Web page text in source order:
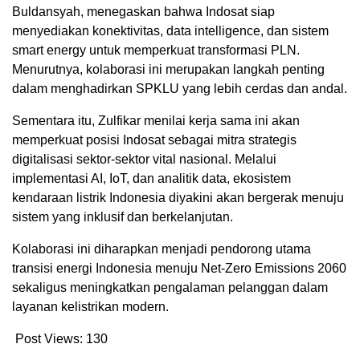
Buldansyah, menegaskan bahwa Indosat siap
menyediakan konektivitas, data intelligence, dan sistem
smart energy untuk memperkuat transformasi PLN.
Menurutnya, kolaborasi ini merupakan langkah penting
dalam menghadirkan SPKLU yang lebih cerdas dan andal.
Sementara itu, Zulfikar menilai kerja sama ini akan
memperkuat posisi Indosat sebagai mitra strategis
digitalisasi sektor-sektor vital nasional. Melalui
implementasi AI, IoT, dan analitik data, ekosistem
kendaraan listrik Indonesia diyakini akan bergerak menuju
sistem yang inklusif dan berkelanjutan.
Kolaborasi ini diharapkan menjadi pendorong utama
transisi energi Indonesia menuju Net-Zero Emissions 2060
sekaligus meningkatkan pengalaman pelanggan dalam
layanan kelistrikan modern.
Post Views: 130